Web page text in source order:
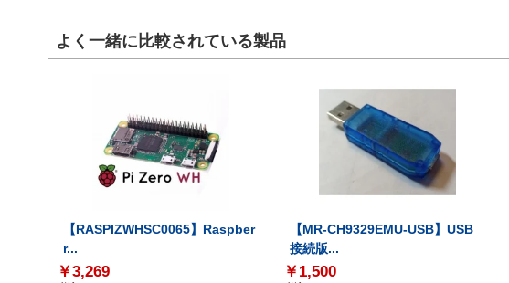
よく一緒に比較されている製品
【RASPIZWHSC0065】Raspber
r...
￥3,269
【MR-CH9329EMU-USB】USB
接続版...
￥1,500